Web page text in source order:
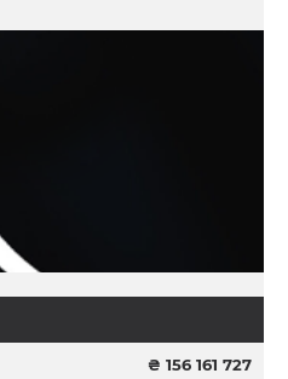
₴ 156 161 727